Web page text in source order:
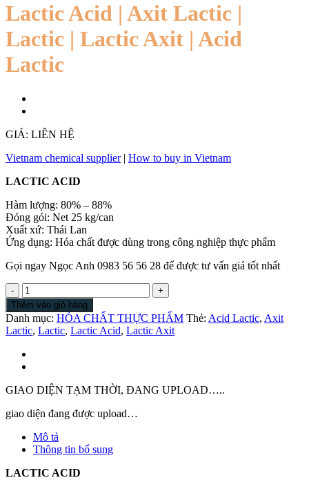
Lactic Acid | Axit Lactic |
Lactic | Lactic Axit | Acid
Lactic
GIÁ: LIÊN HỆ
Vietnam chemical supplier| How to buy in Vietnam
LACTIC ACID
Hàm lượng: 80% – 88%
Đóng gói: Net 25 kg/can
Xuất xứ: Thái Lan
Ứng dụng: Hóa chất được dùng trong công nghiệp thực phẩm
Gọi ngay Ngọc Anh 0983 56 56 28 để được tư vấn giá tốt nhất
Lactic
Acid
|
Axit
Lactic
|
Lactic
Lactic
|
Lactic
số
Thêm vào giỏ hàng
Danh mục: HÓA CHẤT THỰC PHẨM Thẻ: Acid Lactic, Axit
Lactic, Lactic, Lactic Acid, Lactic Axit
GIAO DIỆN TẠM THỜI, ĐANG UPLOAD…..
giao diện đang được upload…
Mô tả
Thông tin bổ sung
LACTIC ACID